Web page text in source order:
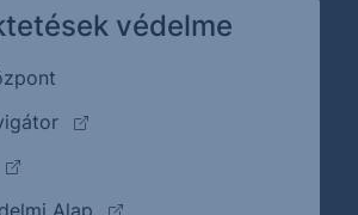
védelme
(külső oldalra ugrik)
(külső oldalra ugrik)
Alap
(külső oldalra ugrik)